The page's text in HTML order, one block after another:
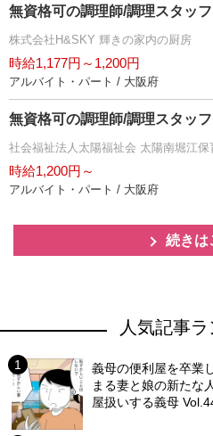
無資格可の調理師/調理スタッフ
株式会社H&SKY 輝きの家内の厨房
時給1,177円～1,200円
アルバイト・パート / 大阪府
無資格可の調理師/調理スタッフ
社会福祉法人太陽福祉会 太陽南堀江保
時給1,200円～
アルバイト・パート / 大阪府
続きは
人気記事
義母の便利屋を卒業
まる妻と娘の新たな
屋扱いする義母